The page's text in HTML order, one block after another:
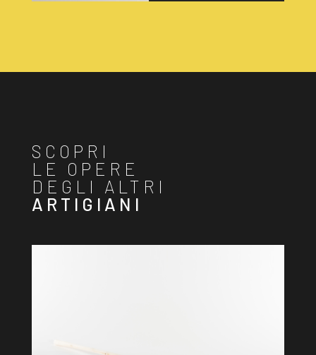
SCOPRI
LE OPERE
DEGLI ALTRI
ARTIGIANI